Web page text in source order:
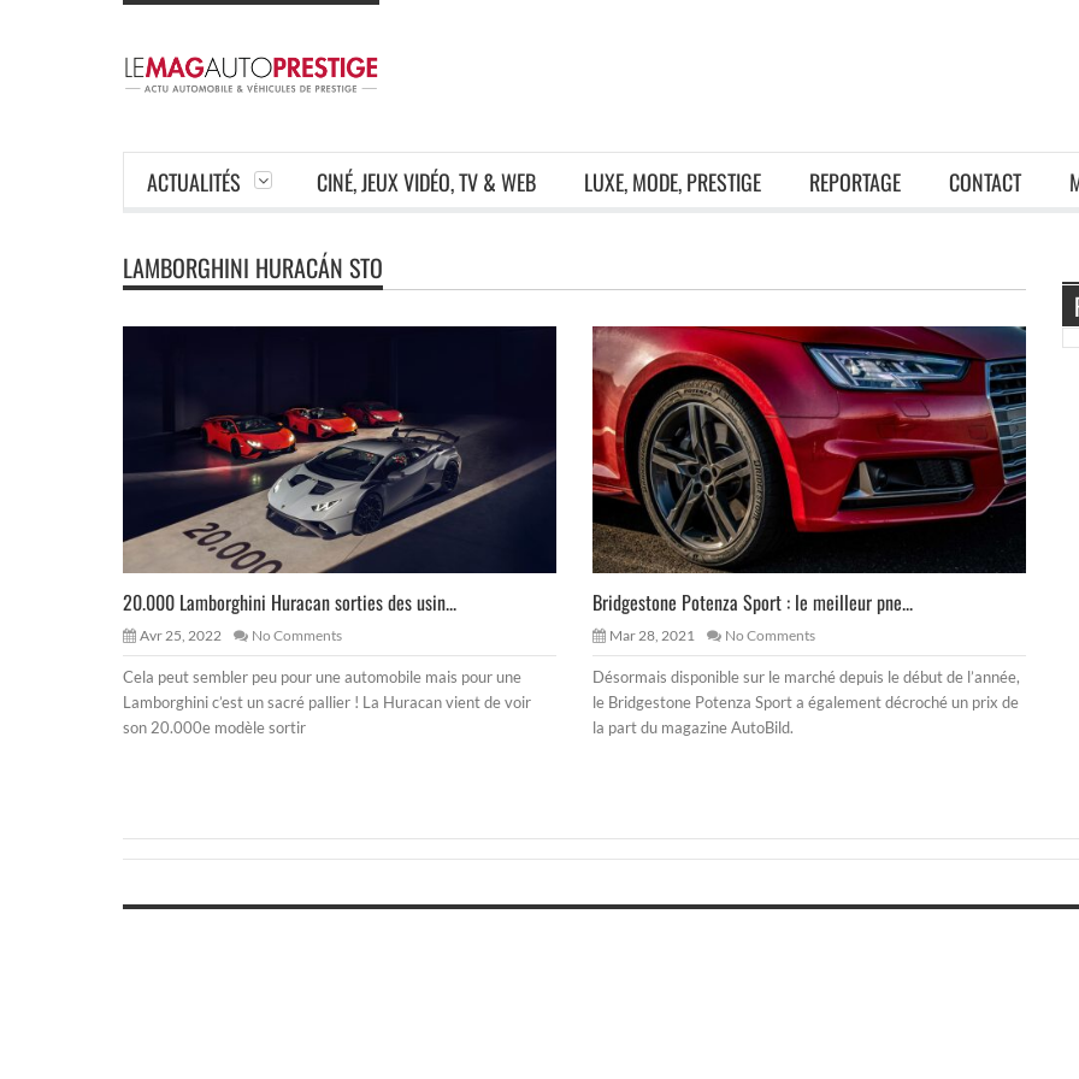
ACTUALITÉS CINÉ, JEUX VIDÉO, TV & WEB LUXE, MODE, PRESTIGE REPORTAGE CONTACT
LAMBORGHINI HURACÁN STO
20.000 Lamborghini Huracan sorties des usin...
Avr 25, 2022 No Comments
Cela peut sembler peu pour une automobile mais pour une
Lamborghini c’est un sacré pallier ! La Huracan vient de voir
son 20.000e modèle sortir
Bridgestone Potenza Sport : le meilleur pne...
Mar 28, 2021 No Comments
Désormais disponible sur le marché depuis le début de l’année,
le Bridgestone Potenza Sport a également décroché un prix de
la part du magazine AutoBild.